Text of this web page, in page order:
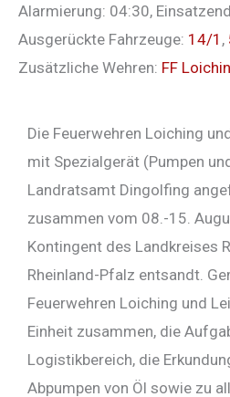
Alarmierung: 04:30,
Ausgerückte Fahrzeuge: 14/1 ,
Zusätzliche Wehren: FF
Die Feuerwehren Loiching
mit Spezialgerät (Pumpen
Landratsamt Dingolfing
zusammen vom 08.-15.
Kontingent des Landkreises
Rheinland-Pfalz entsandt.
Feuerwehren Loiching und
Einheit zusammen, die
Logistikbereich, die
Abpumpen von Öl sowie zu